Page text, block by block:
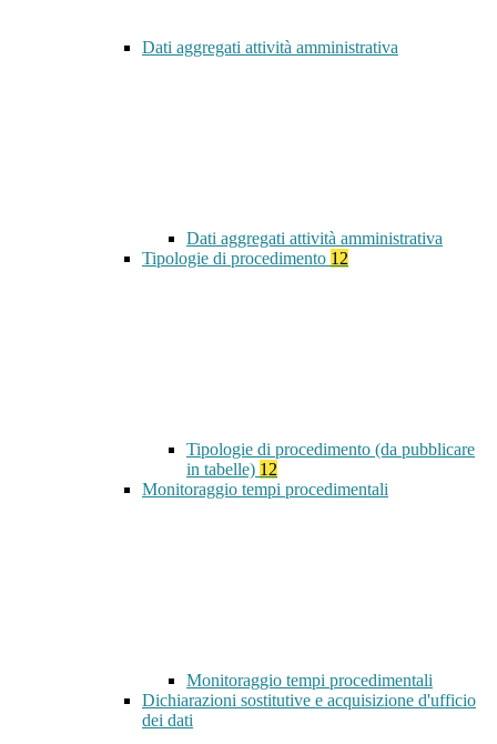
Dati aggregati attività amministrativa
Dati aggregati attività amministrativa
Tipologie di procedimento 12
Tipologie di procedimento (da pubblicare
in tabelle) 12
Monitoraggio tempi procedimentali
Monitoraggio tempi procedimentali
Dichiarazioni sostitutive e acquisizione d'ufficio
dei dati